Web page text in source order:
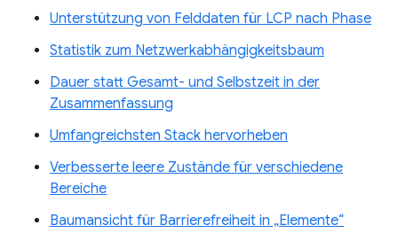
Unterstützung von Felddaten für LCP nach Phase
Statistik zum Netzwerkabhängigkeitsbaum
Dauer statt Gesamt- und Selbstzeit in der
Zusammenfassung
Umfangreichsten Stack hervorheben
Verbesserte leere Zustände für verschiedene
Bereiche
Baumansicht für Barrierefreiheit in „Elemente“